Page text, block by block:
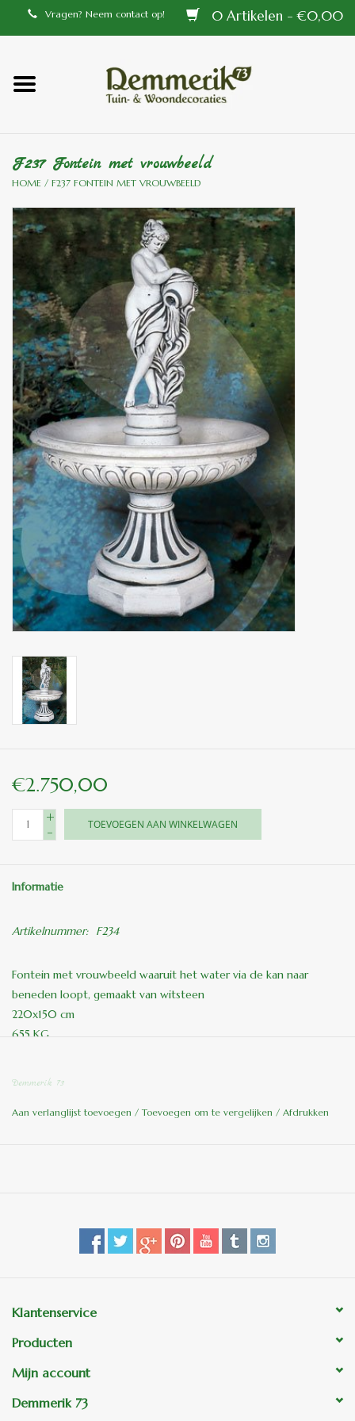
Vragen? Neem contact op! 0 Artikelen - €0,00
Home
Tiffany lampen
Tuindecoraties
Aluminium en messing
buitenlampen
Bronzen beelden voor
binnen en of buiten.
ANTIEK , Curiosa en
Replica's
Cadeau artikelen
Diversen
Winkel decoratie
F237 Fontein met vrouwbeeld
HOME / F237 FONTEIN MET VROUWBEELD
€2.750,00
+
-
TOEVOEGEN AAN WINKELWAGEN
Informatie
Artikelnummer: F234
Fontein met vrouwbeeld waaruit het water via de kan naar
beneden loopt, gemaakt van witsteen
220x150 cm
655 KG
Demmerik 73
Aan verlanglijst toevoegen / Toevoegen om te vergelijken / Afdrukken
Klantenservice
Producten
Mijn account
Demmerik 73